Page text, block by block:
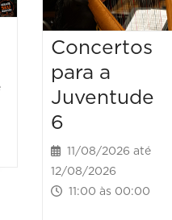
Concertos
para a
Juventude
6
11/08/2026 até
12/08/2026
11:00 às 00:00